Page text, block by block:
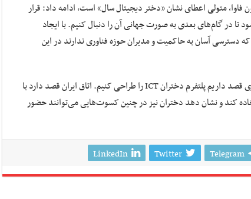
فاوا، متولی اعطای نشان «دختر دیجیتال سال» است، ادامه داد: قرار
تا در گام‌های بعدی به صورت جهانی آن را دنبال کنیم. با ایجاد
که دسترسی آسان به حاکمیت و مدیران حوزه فناوری ندارند در این
آبایی، اظهار کرد: همچنین در اقدام دیگری قصد داریم پلتفرم دختران ICT را طراحی کنیم. اتاق ایران قصد دارد با
کند و نشان دهد دختران نیز در چنین کسوت‌هایی می‌توانند حضور
Telegram
Twitter
LinkedIn